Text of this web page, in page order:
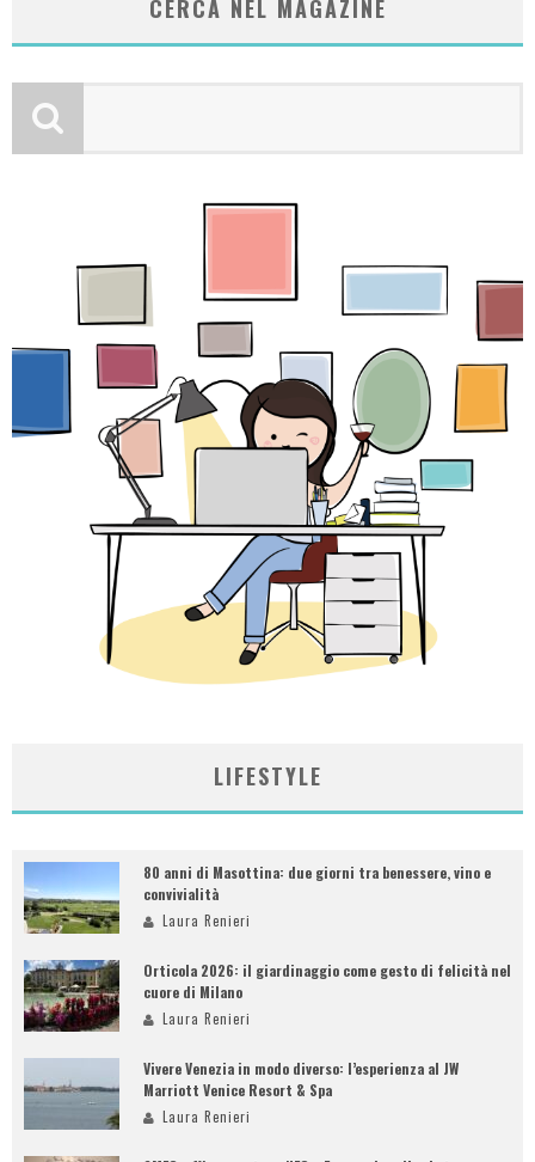
CERCA NEL MAGAZINE
LIFESTYLE
80 anni di Masottina: due giorni tra benessere, vino e
convivialità
Laura Renieri
Orticola 2026: il giardinaggio come gesto di felicità nel
cuore di Milano
Laura Renieri
Vivere Venezia in modo diverso: l’esperienza al JW
Marriott Venice Resort & Spa
Laura Renieri